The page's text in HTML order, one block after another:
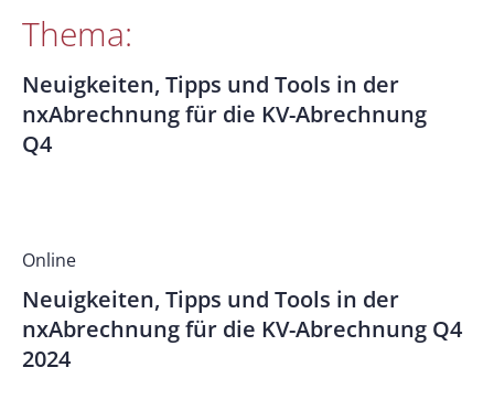
Thema:
Neuigkeiten, Tipps und Tools in der
nxAbrechnung für die KV-Abrechnung
Q4
Online
Neuigkeiten, Tipps und Tools in der
nxAbrechnung für die KV-Abrechnung Q4
2024